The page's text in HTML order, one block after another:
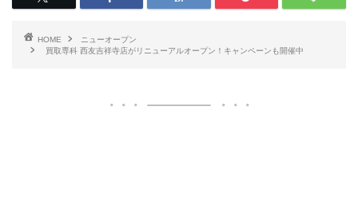
HOME
ニューオープン
買取専科 西友吉祥寺店がリニューアルオープン！キャンペーンも開催中